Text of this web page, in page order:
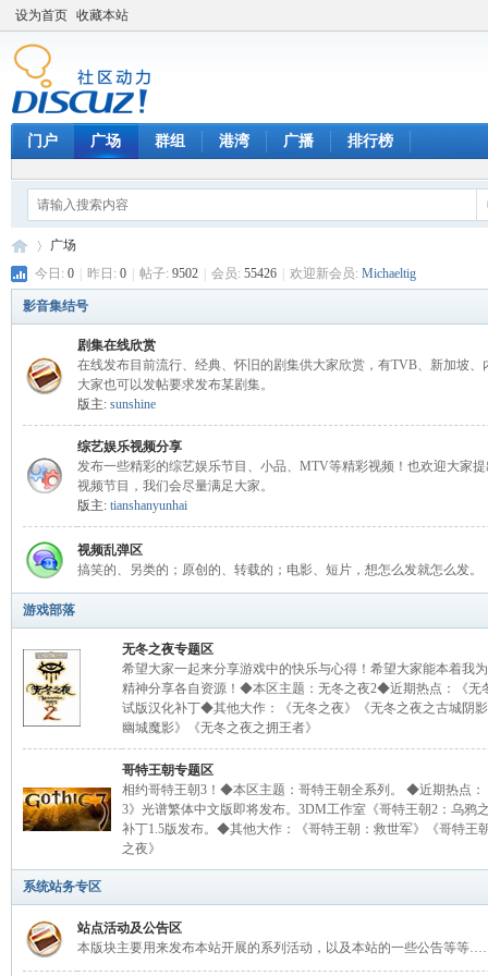
设为首页 收藏本站
门户 广场 群组 港湾 广播 排行榜
广场
今日: 0 昨日: 0 帖子: 9502 会员: 55426 欢迎新会员: Michaeltig
影音集结号
剧集在线欣赏
在线发布目前流行、经典、怀旧的剧集供大家欣赏，有TVB、新加坡、
大家也可以发帖要求发布某剧集。
版主: sunshine
综艺娱乐视频分享
发布一些精彩的综艺娱乐节目、小品、MTV等精彩视频！也欢迎大家
视频节目，我们会尽量满足大家。
版主: tianshanyunhai
视频乱弹区
搞笑的、另类的；原创的、转载的；电影、短片，想怎么发就怎么发。
游戏部落
无冬之夜专题区
希望大家一起来分享游戏中的快乐与心得！希望大家能本着我
精神分享各自资源！◆本区主题：无冬之夜2◆近期热点：《无
试版汉化补丁◆其他大作：《无冬之夜》《无冬之夜之古城阴
幽城魔影》《无冬之夜之拥王者》
哥特王朝专题区
相约哥特王朝3！◆本区主题：哥特王朝全系列。 ◆近期热点：
3》光谱繁体中文版即将发布。3DM工作室《哥特王朝2：乌鸦
补丁1.5版发布。◆其他大作：《哥特王朝：救世军》《哥特王
之夜》
系统站务专区
站点活动及公告区
本版块主要用来发布本站开展的系列活动，以及本站的一些公告等等